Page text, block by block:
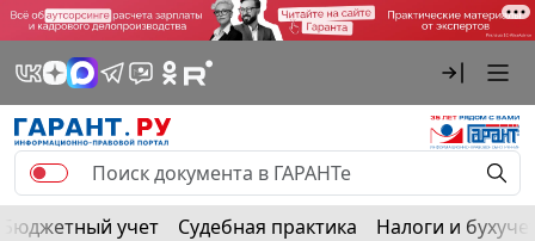
Бюджетный учет Судебная практика Налоги и